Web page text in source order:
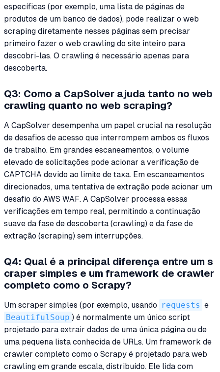
específicas (por exemplo, uma lista de páginas de
produtos de um banco de dados), pode realizar o web
scraping diretamente nesses páginas sem precisar
primeiro fazer o web crawling do site inteiro para
descobri-las. O crawling é necessário apenas para
descoberta.
Q3: Como a CapSolver ajuda tanto no web
crawling quanto no web scraping?
A CapSolver desempenha um papel crucial na resolução
de desafios de acesso que interrompem ambos os fluxos
de trabalho. Em grandes escaneamentos, o volume
elevado de solicitações pode acionar a verificação de
CAPTCHA devido ao limite de taxa. Em escaneamentos
direcionados, uma tentativa de extração pode acionar um
desafio do AWS WAF. A CapSolver processa essas
verificações em tempo real, permitindo a continuação
suave da fase de descoberta (crawling) e da fase de
extração (scraping) sem interrupções.
Q4: Qual é a principal diferença entre um s
craper simples e um framework de crawler
completo como o Scrapy?
Um scraper simples (por exemplo, usando requests e
BeautifulSoup ) é normalmente um único script
projetado para extrair dados de uma única página ou de
uma pequena lista conhecida de URLs. Um framework de
crawler completo como o Scrapy é projetado para web
crawling em grande escala, distribuído. Ele lida com